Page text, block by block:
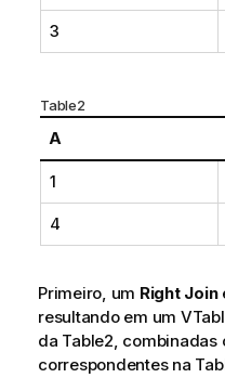
3
Table2
A
1
4
Primeiro, um Right Join
resultando em um
da Table2 ,
correspondentes na